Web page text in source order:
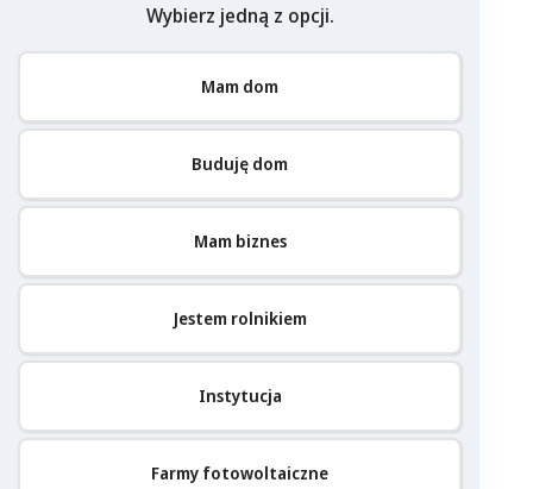
Wybierz jedną z opcji.
Mam dom
Buduję dom
Mam biznes
Jestem rolnikiem
Instytucja
Farmy fotowoltaiczne